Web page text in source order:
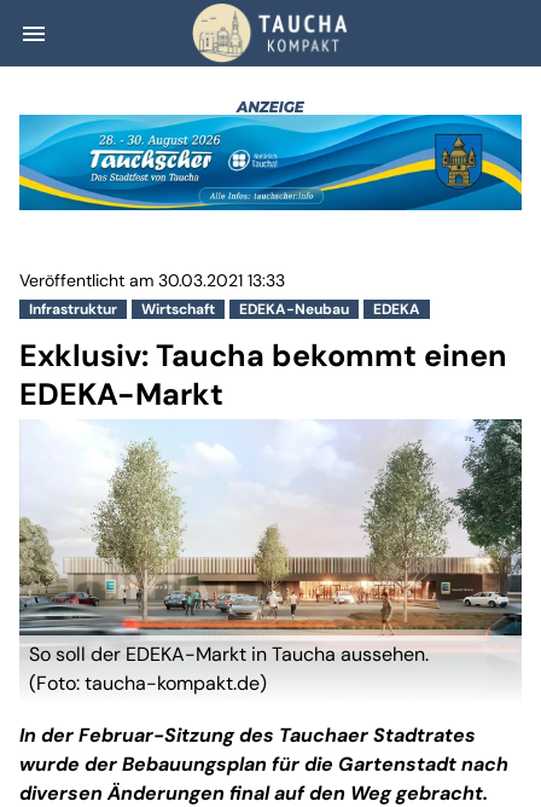
menu Exklusiv:
Infrastruktur Wirtschaft EDEKA-Neubau EDEKA
Veröffentlicht am 30.03.2021 13:33
Exklusiv: Taucha bekommt einen
EDEKA-Markt
So soll der EDEKA-Markt in Taucha aussehen.
(Foto: taucha-kompakt.de)
In der Februar-Sitzung des Tauchaer Stadtrates
wurde der Bebauungsplan für die Gartenstadt nach
diversen Änderungen final auf den Weg gebracht.